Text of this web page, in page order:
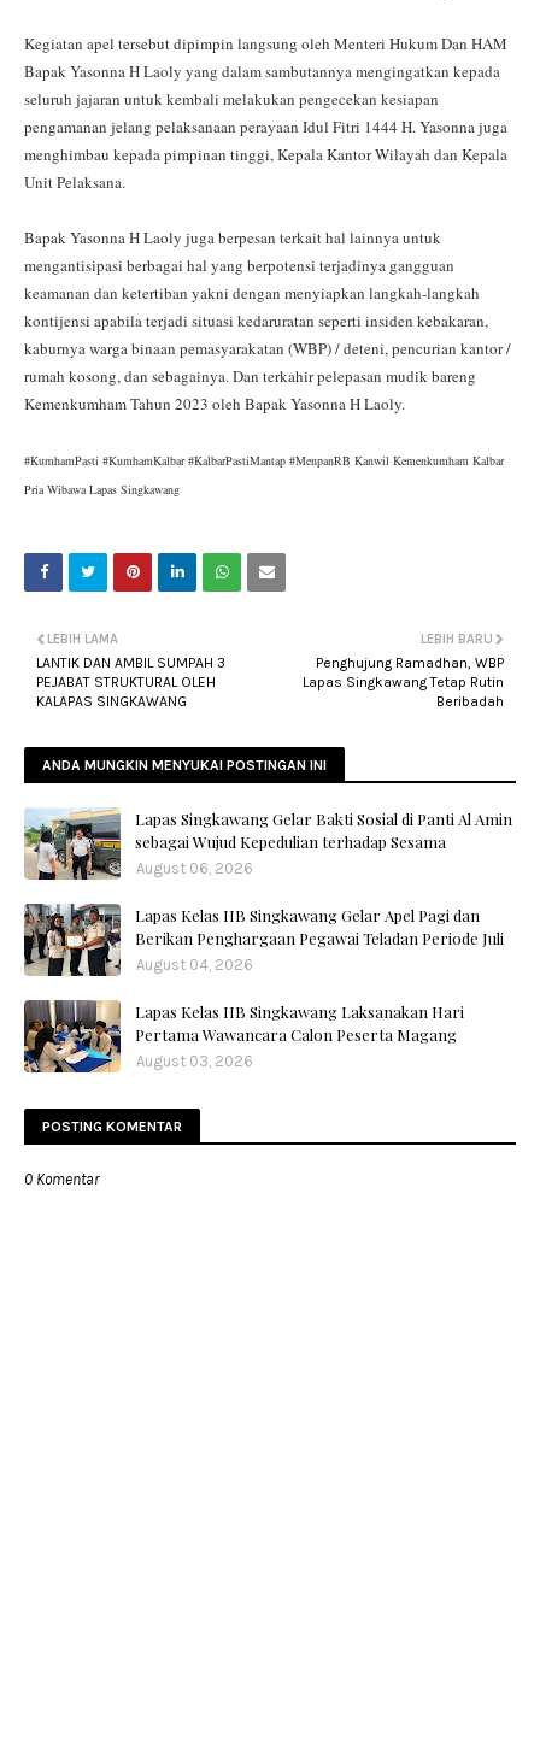
Kegiatan apel tersebut dipimpin langsung oleh Menteri Hukum Dan HAM
Bapak Yasonna H Laoly yang dalam sambutannya mengingatkan kepada
seluruh jajaran untuk kembali melakukan pengecekan kesiapan
pengamanan jelang pelaksanaan perayaan Idul Fitri 1444 H. Yasonna juga
menghimbau kepada pimpinan tinggi, Kepala Kantor Wilayah dan Kepala
Unit Pelaksana.
Bapak Yasonna H Laoly juga berpesan terkait hal lainnya untuk
mengantisipasi berbagai hal yang berpotensi terjadinya gangguan
keamanan dan ketertiban yakni dengan menyiapkan langkah-langkah
kontijensi apabila terjadi situasi kedaruratan seperti insiden kebakaran,
kaburnya warga binaan pemasyarakatan (WBP) / deteni, pencurian kantor /
rumah kosong, dan sebagainya. Dan terkahir pelepasan mudik bareng
Kemenkumham Tahun 2023 oleh Bapak Yasonna H Laoly.
#KumhamPasti #KumhamKalbar #KalbarPastiMantap #MenpanRB Kanwil Kemenkumham Kalbar
Pria Wibawa Lapas Singkawang
LEBIH BARU
Penghujung Ramadhan, WBP
Lapas Singkawang Tetap Rutin
Beribadah
LEBIH LAMA
LANTIK DAN AMBIL SUMPAH 3
PEJABAT STRUKTURAL OLEH
KALAPAS SINGKAWANG
ANDA MUNGKIN MENYUKAI POSTINGAN INI
Lapas Singkawang Gelar Bakti Sosial di Panti Al Amin
sebagai Wujud Kepedulian terhadap Sesama
August 06, 2026
Lapas Kelas IIB Singkawang Gelar Apel Pagi dan
Berikan Penghargaan Pegawai Teladan Periode Juli
August 04, 2026
Lapas Kelas IIB Singkawang Laksanakan Hari
Pertama Wawancara Calon Peserta Magang
August 03, 2026
POSTING KOMENTAR
0 Komentar